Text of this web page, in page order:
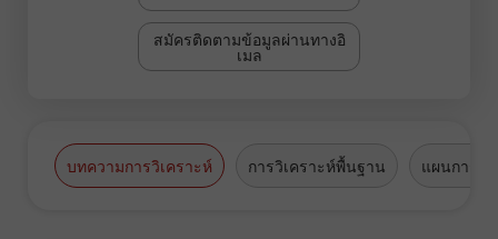
สมัครติดตามข้อมูลผ่านทางอิ
เมล
บทความการวิเคราะห์ การวิเคราะห์พื้นฐาน แผนการซื้